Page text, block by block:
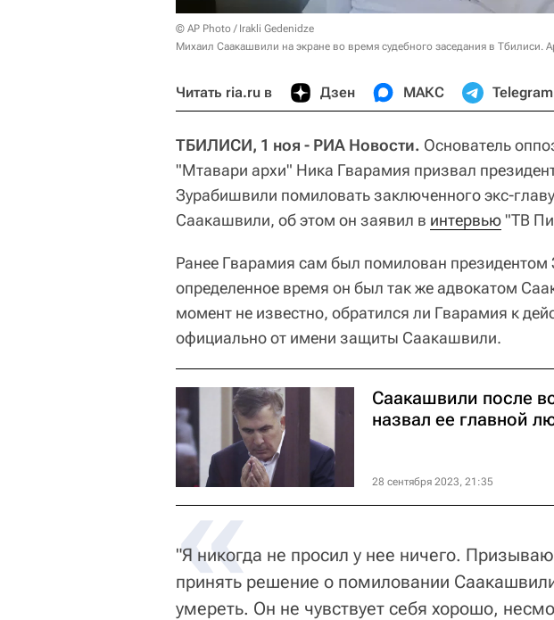
© AP Photo / Irakli Gedenidze
Михаил Саакашвили на экране во время судебного заседания в Тбилиси.
Читать ria.ru в Дзен МАКС Telegram
ТБИЛИСИ, 1 ноя - РИА Новости. Основатель
"Мтавари архи" Ника Гварамия призвал
Зурабишвили помиловать заключенного экс-
Саакашвили, об этом он заявил в интервью "ТВ
Ранее Гварамия сам был помилован
определенное время он был так же адвокатом
момент не известно, обратился ли Гварамия к
официально от имени защиты Саакашвили.
Саакашвили после
назвал ее главной
28 сентября 2023, 21:35
«
"Я никогда не просил у нее ничего.
принять решение о помиловании
умереть. Он не чувствует себя хорошо,